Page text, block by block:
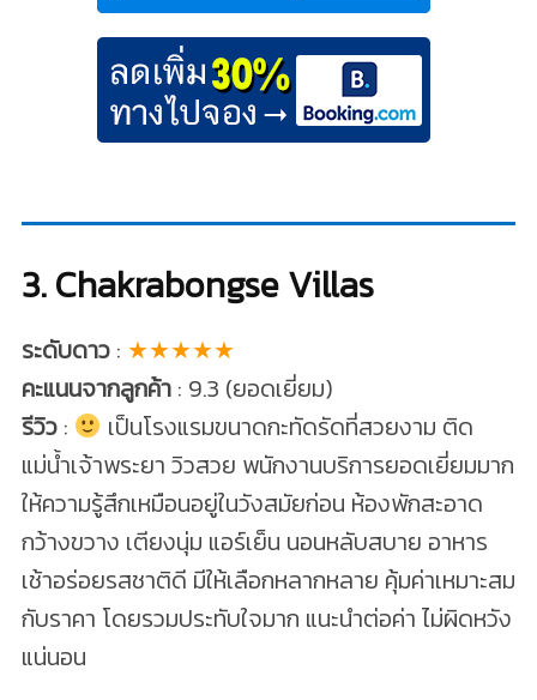
3. Chakrabongse Villas
ระดับดาว: ★★★★★
คะแนนจากลูกค้า: 9.3 (ยอดเยี่ยม)
รีวิว:
เป็นโรงแรมขนาดกะทัดรัดที่สวยงาม ติด
แม่น้ำเจ้าพระยา วิวสวย พนักงานบริการยอดเยี่ยมมาก
ให้ความรู้สึกเหมือนอยู่ในวังสมัยก่อน ห้องพักสะอาด
กว้างขวาง เตียงนุ่ม แอร์เย็น นอนหลับสบาย อาหาร
เช้าอร่อยรสชาติดี มีให้เลือกหลากหลาย คุ้มค่าเหมาะสม
กับราคา โดยรวมประทับใจมาก แนะนำต่อค่า ไม่ผิดหวัง
แน่นอน